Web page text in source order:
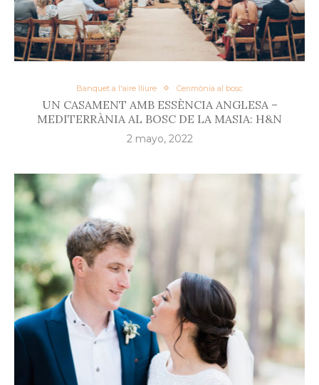
Banquet a l'aire lliure Cerimònia al bosc
UN CASAMENT AMB ESSÈNCIA ANGLESA –
MEDITERRÀNIA AL BOSC DE LA MASIA: H&N
2 mayo, 2022